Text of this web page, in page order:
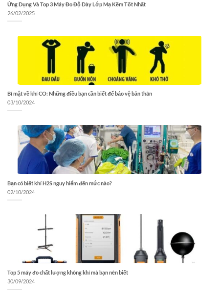
Ứng Dụng Và Top 3 Máy Đo Độ Dày Lớp Mạ Kẽm Tốt Nhất
26/02/2025
Bí mật về khí CO: Những điều bạn cần biết để bảo vệ bản thân
03/10/2024
Bạn có biết khí H2S nguy hiểm đến mức nào?
02/10/2024
Top 5 máy đo chất lượng không khí mà bạn nên biết
30/09/2024